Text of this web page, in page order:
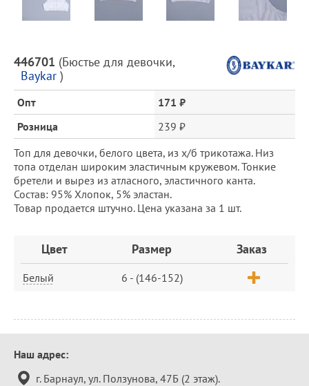
Описание
товара
и
цена
446701 (Бюстье для девочки,
Baykar )
Опт
171 ₽
Розница
239 ₽
Топ для девочки, белого цвета, из х/б трикотажа. Низ
топа отделан широким эластичным кружевом. Тонкие
бретели и вырез из атласного, эластичного канта.
Состав: 95% Хлопок, 5% эластан.
Товар продается штучно. Цена указана за 1 шт.
ЗаказЦвет Размер Заказ
Белый 6 - (146-152)
Контактная
информация
Наш адрес:
г. Барнаул, ул. Ползунова, 47Б (2 этаж).